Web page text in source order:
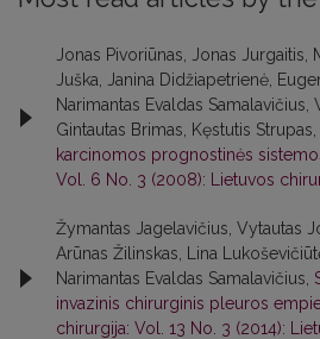
Jonas Pivoriūnas, Jonas Jurgaitis,
Juška, Janina Didžiapetrienė,
Narimantas Evaldas Samalavičius,
Gintautas Brimas, Kęstutis Strupas,
karcinomos prognostinės
Vol. 6 No. 3 (2008): Lietuvos
Žymantas Jagelavičius, Vytautas
Arūnas Žilinskas, Lina
Narimantas Evaldas Samalavičius,
invazinis chirurginis pleuros
chirurgija: Vol. 13 No. 3 (2014):